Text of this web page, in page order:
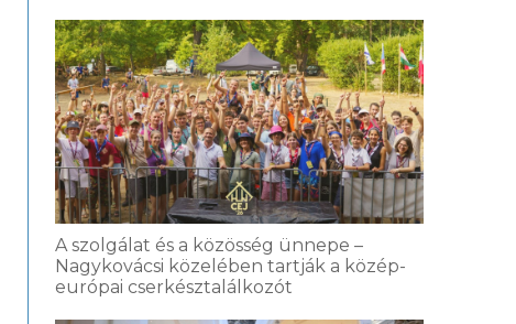
A szolgálat és a közösség ünnepe –
Nagykovácsi közelében tartják a közép-
európai cserkésztalálkozót